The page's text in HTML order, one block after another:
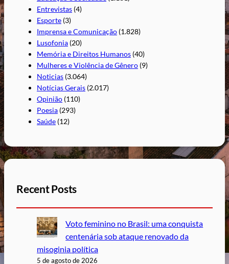
Entrevistas (4)
Esporte (3)
Imprensa e Comunicação (1.828)
Lusofonia (20)
Memória e Direitos Humanos (40)
Mulheres e Violência de Gênero (9)
Noticias (3.064)
Notícias Gerais (2.017)
Opinião (110)
Poesia (293)
Saúde (12)
Recent Posts
Voto feminino no Brasil: uma conquista
centenária sob ataque renovado da
misoginia política
5 de agosto de 2026